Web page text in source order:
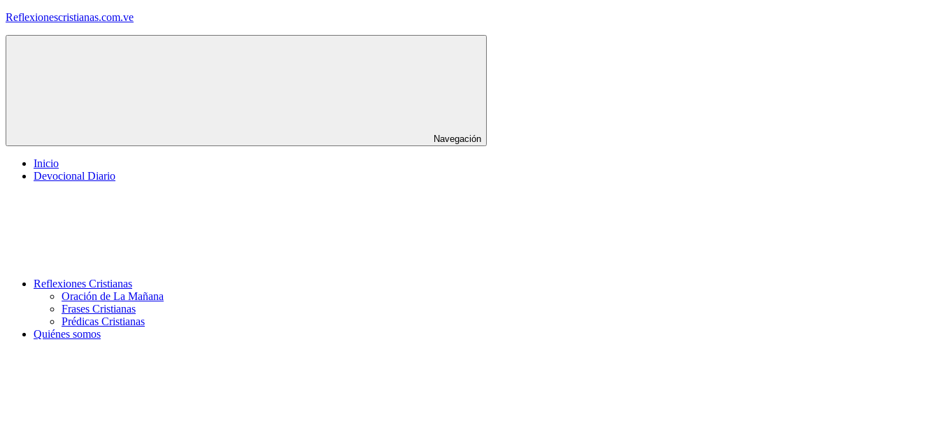
Saltar
Reflexionescristianas.com.ve
Navegación
Inicio
Devocional Diario
Reflexiones Cristianas
Oración de La Mañana
Frases Cristianas
Prédicas Cristianas
Quiénes somos